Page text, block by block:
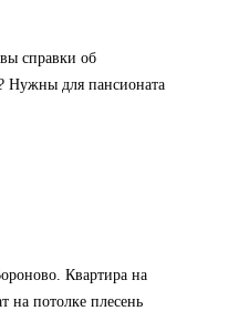
вы справки об
Нужны для пансионата
Квартира на
на потолке плесень